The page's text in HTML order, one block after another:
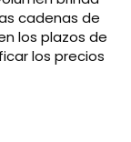
cadenas de
los plazos de
los precios